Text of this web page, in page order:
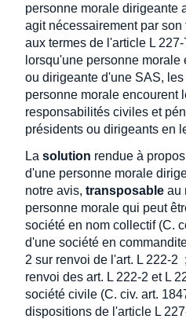
personne morale dirigeante
agit nécessairement par son
aux termes de l'article L
lorsqu'une personne
ou dirigeante d'une SAS,
personne morale encourent
responsabilités civiles et
présidents ou dirigeants en
La solution rendue à
d'une personne morale
notre avis, transposable au
personne morale qui peut
société en nom collectif (C.
d'une société en
2 sur renvoi de l'art. L 222-2
renvoi des art. L 222-2 et L
société civile (C. civ. art.
dispositions de l'article L